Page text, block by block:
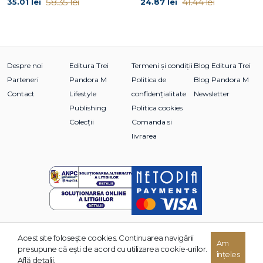
Despre noi
Parteneri
Contact
Editura Trei
Pandora M
Lifestyle
Publishing
Colecții
Termeni și condiții
Politica de
confidențialitate
Politica cookies
Comanda si
livrarea
Blog Editura Trei
Blog Pandora M
Newsletter
© 2026 Grupul Editorial TREI. Toate drepturile rezervate.
Acest site foloseşte cookies. Continuarea navigării
presupune că eşti de acord cu utilizarea cookie-urilor.
Află detalii.
Am
înțeles